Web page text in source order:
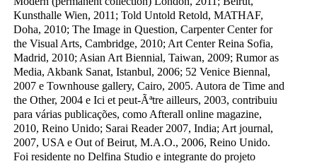
Kunsthalle Wien, 2011; Told Untold Retold, MATHAF,
Doha, 2010; The Image in Question, Carpenter Center for
the Visual Arts, Cambridge, 2010; Art Center Reina Sofia,
Madrid, 2010; Asian Art Biennial, Taiwan, 2009; Rumor as
Media, Akbank Sanat, Istanbul, 2006; 52 Venice Biennal,
2007 e Townhouse gallery, Cairo, 2005. Autora de Time and
the Other, 2004 e Ici et peut-Ãªtre ailleurs, 2003, contribuiu
para várias publicações, como Afterall online magazine,
2010, Reino Unido; Sarai Reader 2007, India; Art journal,
2007, USA e Out of Beirut, M.A.O., 2006, Reino Unido.
Foi residente no Delfina Studio e integrante do projeto